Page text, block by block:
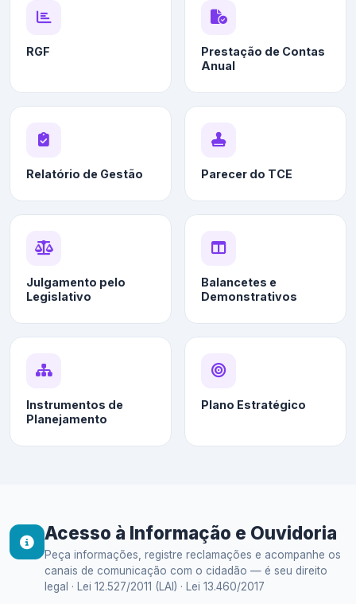
RGF
Prestação de Contas
Anual
Relatório de Gestão Parecer do TCE
Julgamento pelo
Legislativo
Balancetes e
Demonstrativos
Instrumentos de
Planejamento
Plano Estratégico
Acesso à Informação e Ouvidoria
Peça informações, registre reclamações e acompanhe os
canais de comunicação com o cidadão — é seu direito
legal · Lei 12.527/2011 (LAI) · Lei 13.460/2017